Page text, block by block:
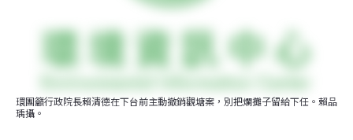
環團籲行政院長賴清德在下台前主動撤銷觀塘案，別把爛攤子留給下任。賴品
瑀攝。